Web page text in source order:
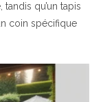
qu’un tapis
coin spécifique